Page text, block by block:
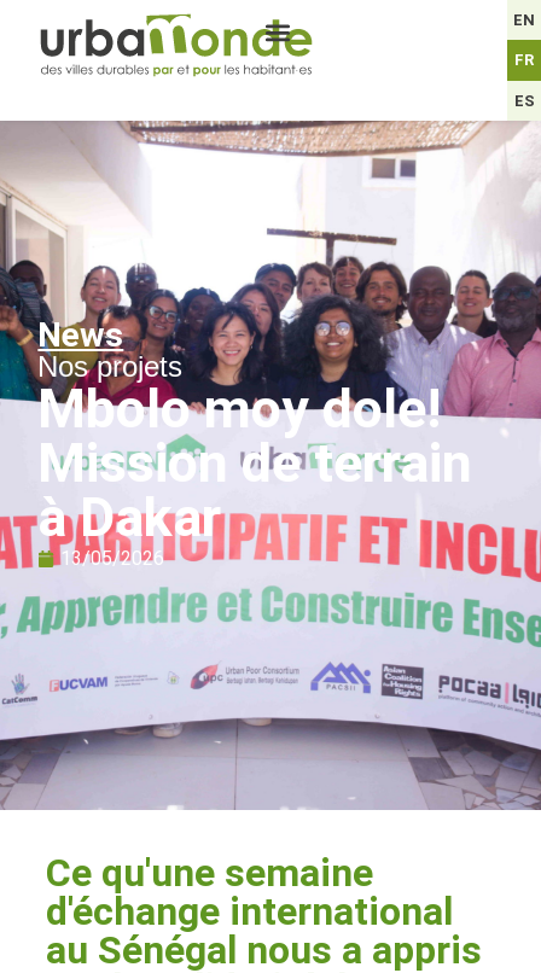
FR
EN
ES
News
Nos projets
Mbolo moy dole!
Mission de terrain
à Dakar
13/05/2026
Ce qu'une semaine
d'échange international
au Sénégal nous a appris